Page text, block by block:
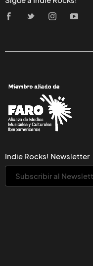
Indie Rocks! Newsletter